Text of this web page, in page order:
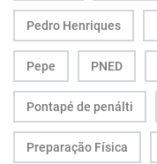
Pedro Henriques
Pepe PNED
Pontapé de penálti
Preparação Física